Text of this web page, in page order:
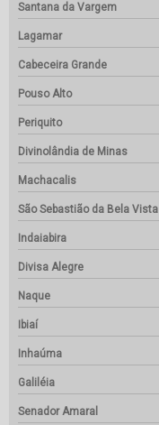
Santana da Vargem
Lagamar
Cabeceira Grande
Pouso Alto
Periquito
Divinolândia de Minas
Machacalis
São Sebastião da Bela Vista
Indaiabira
Divisa Alegre
Naque
Ibiaí
Inhaúma
Galiléia
Senador Amaral